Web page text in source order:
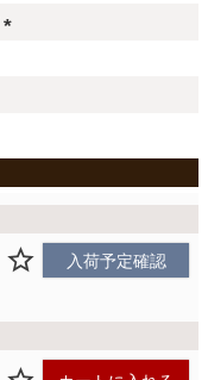
入荷予定確認